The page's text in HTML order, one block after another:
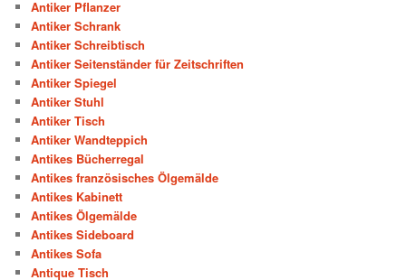
Antiker Pflanzer
Antiker Schrank
Antiker Schreibtisch
Antiker Seitenständer für Zeitschriften
Antiker Spiegel
Antiker Stuhl
Antiker Tisch
Antiker Wandteppich
Antikes Bücherregal
Antikes französisches Ölgemälde
Antikes Kabinett
Antikes Ölgemälde
Antikes Sideboard
Antikes Sofa
Antique Tisch